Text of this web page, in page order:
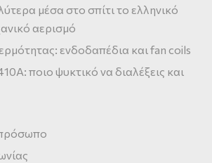
μέσα στο σπίτι το ελληνικό
αερισμό
ενδοδαπέδια και fan coils
ποιο ψυκτικό να διαλέξεις και